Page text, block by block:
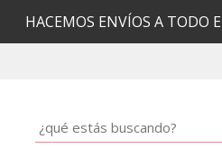
HACEMOS ENVÍOS A TODO